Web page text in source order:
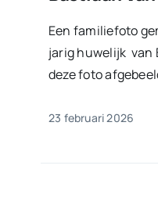
Een familiefoto
jarig huwelijk van
deze foto
23 februari 2026